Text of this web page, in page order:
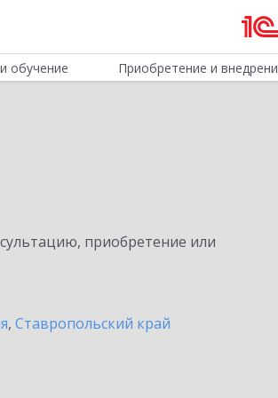
обучение Приобретение и
приобретение или
, Ставропольский край